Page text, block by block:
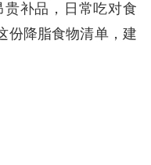
补品，日常吃对食
份降脂食物清单，建